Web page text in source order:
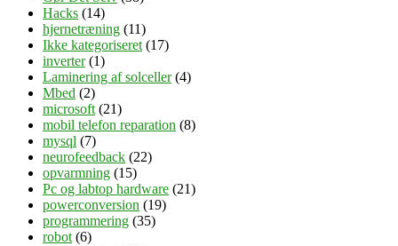
Hacks (14)
hjernetræning (11)
Ikke kategoriseret(17)
inverter(1)
Laminering af solceller(4)
Mbed (2)
microsoft(21)
mobil telefon reparation (8)
mysql (7)
neurofeedback (22)
opvarmning (15)
Pc og labtop hardware (21)
powerconversion (19)
programmering (35)
robot(6)